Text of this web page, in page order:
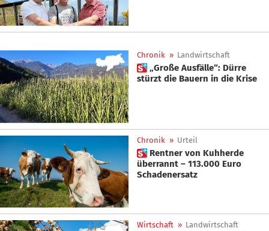
Chronik » Landwirtschaft
 „Große Ausfälle“: Dürre
stürzt die Bauern in die Krise
Chronik » Urteil
 Rentner von Kuhherde
überrannt – 113.000 Euro
Schadenersatz
Wirtschaft » Landwirtschaft